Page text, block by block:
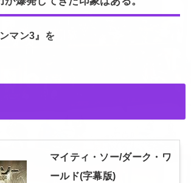
マン3』を
マイティ・ソー/ダーク・ワ
ールド(字幕版)